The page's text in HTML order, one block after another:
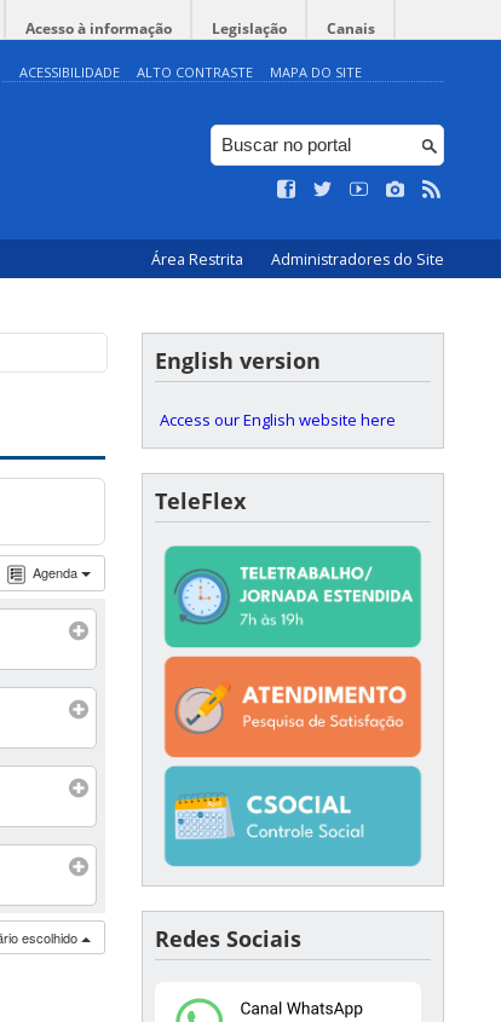
Acesso à informação Legislação Canais
ACESSIBILIDADE ALTO CONTRASTE MAPA DO SITE
Área Restrita Administradores do Site
Agenda
escolhido
English version
Access our English website here
TeleFlex
Redes Sociais